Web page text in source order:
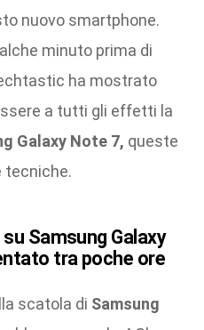
nuovo smartphone.
minuto prima di
ha mostrato
a tutti gli effetti la
Galaxy Note 7, queste
tecniche.
Samsung Galaxy
tra poche ore
scatola di Samsung